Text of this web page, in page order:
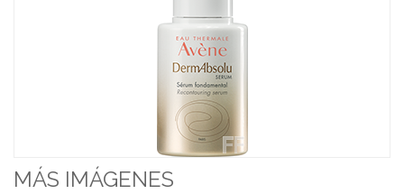
MÁS IMÁGENES